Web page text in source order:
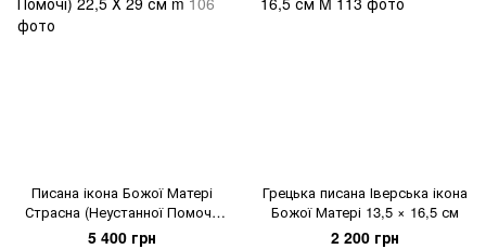
Писана ікона Божої Матері
Страсна (Неустанної Помочі)
22,5 Х 29 см
5 400 грн
Грецька писана Іверська ікона
Божої Матері 13,5 × 16,5 см
2 200 грн